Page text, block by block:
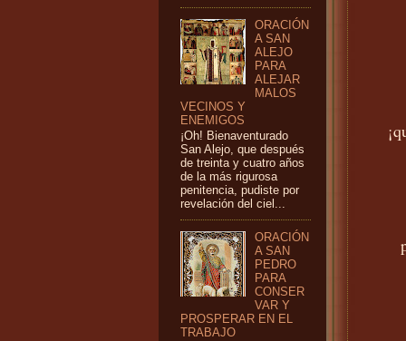
ORACIÓN
A SAN
ALEJO
PARA
ALEJAR
MALOS
VECINOS Y
ENEMIGOS
¡Oh! Bienaventurado
San Alejo, que después
de treinta y cuatro años
de la más rigurosa
penitencia, pudiste por
revelación del ciel...
ORACIÓN
A SAN
PEDRO
PARA
CONSER
VAR Y
PROSPERAR EN EL
TRABAJO